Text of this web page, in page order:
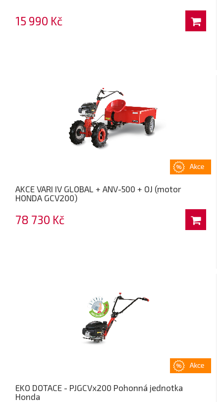
15 990 Kč
AKCE VARI IV GLOBAL + ANV-500 + OJ (motor
HONDA GCV200)
78 730 Kč
EKO DOTACE - PJGCVx200 Pohonná jednotka
Honda